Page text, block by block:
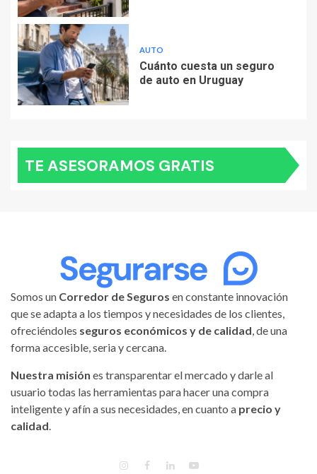
AUTO
Cuánto cuesta un seguro
de auto en Uruguay
TE ASESORAMOS GRATIS
Somos un Corredor de Seguros en constante innovación
que se adapta a los tiempos y necesidades de los clientes,
ofreciéndoles seguros económicos y de calidad , de una
forma accesible, seria y cercana.
Nuestra misión es transparentar el mercado y darle al
usuario todas las herramientas para hacer una compra
inteligente y afín a sus necesidades, en cuanto a precio y
calidad
INSTAGRAM
FACEBOOK
LINKEDIN
YOUTUBE